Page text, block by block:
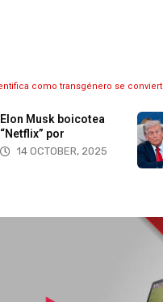
Elon Musk boicotea
“Netflix” por
14 OCTOBER, 2025